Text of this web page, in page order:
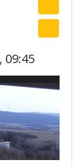
09:45